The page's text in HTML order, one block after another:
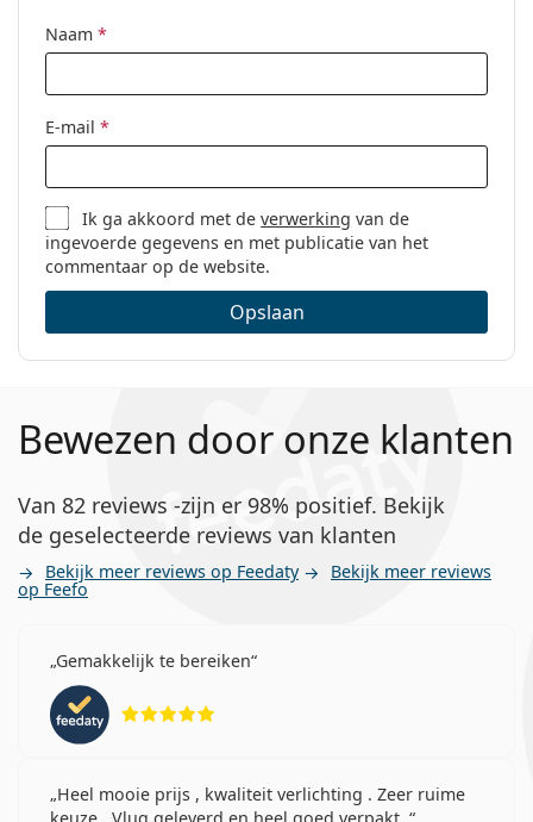
Naam *
E-mail *
Ik ga akkoord met deverwerking van de
ingevoerde gegevens en met publicatie van het
commentaar op de website.
Opslaan
Bewezen door onze klanten
Van 82 reviews -zijn er 98% positief. Bekijk
de geselecteerde reviews van klanten
Bekijk meer reviews op Feedaty Bekijk meer reviews
op Feefo
Gemakkelijk te bereiken
Heel mooie prijs , kwaliteit verlichting . Zeer ruime